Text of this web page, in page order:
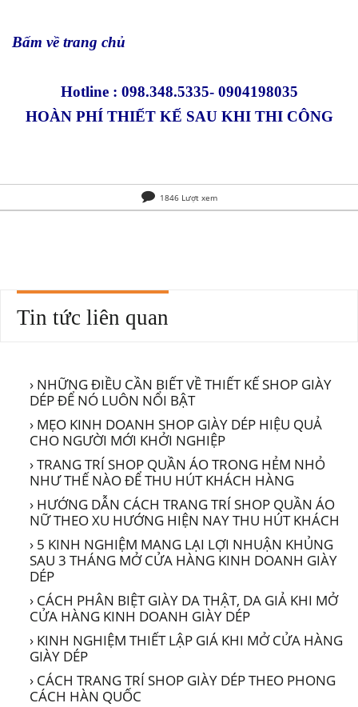
Bấm về trang chủ
Hotline : 098.348.5335- 0904198035
HOÀN PHÍ THIẾT KẾ SAU KHI THI CÔNG
1846 Lượt xem
Tin tức liên quan
› NHỮNG ĐIỀU CẦN BIẾT VỀ THIẾT KẾ SHOP GIÀY
DÉP ĐỂ NÓ LUÔN NỔI BẬT
› MẸO KINH DOANH SHOP GIÀY DÉP HIỆU QUẢ
CHO NGƯỜI MỚI KHỞI NGHIỆP
› TRANG TRÍ SHOP QUẦN ÁO TRONG HẺM NHỎ
NHƯ THẾ NÀO ĐỂ THU HÚT KHÁCH HÀNG
› HƯỚNG DẪN CÁCH TRANG TRÍ SHOP QUẦN ÁO
NỮ THEO XU HƯỚNG HIỆN NAY THU HÚT KHÁCH
› 5 KINH NGHIỆM MANG LẠI LỢI NHUẬN KHỦNG
SAU 3 THÁNG MỞ CỬA HÀNG KINH DOANH GIÀY
DÉP
› CÁCH PHÂN BIỆT GIÀY DA THẬT, DA GIẢ KHI MỞ
CỬA HÀNG KINH DOANH GIÀY DÉP
› KINH NGHIỆM THIẾT LẬP GIÁ KHI MỞ CỬA HÀNG
GIÀY DÉP
› CÁCH TRANG TRÍ SHOP GIÀY DÉP THEO PHONG
CÁCH HÀN QUỐC